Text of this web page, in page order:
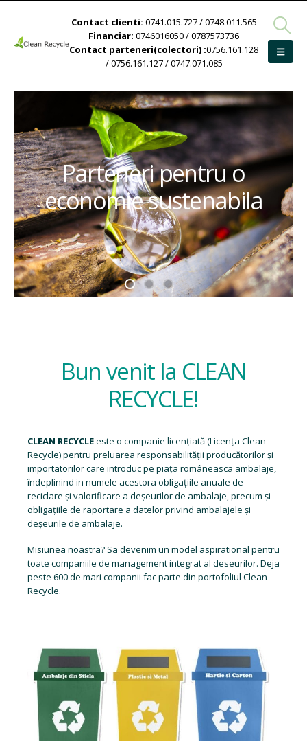
Contact clienti: 0741.015.727 / 0748.011.565
Financiar: 0746016050 / 0787573736
Contact parteneri(colectori) :0756.161.128
/ 0756.161.127 / 0747.071.085
Parteneri pentru o
economie sustenabila
Bun venit la CLEAN
RECYCLE!
CLEAN RECYCLEeste o companie licențiată (Licența Clean
Recycle) pentru preluarea responsabilității producătorilor și
importatorilor care introduc pe piața româneasca ambalaje,
îndeplinind in numele acestora obligațiile anuale de
reciclare și valorificare a deșeurilor de ambalaje, precum și
obligațiile de raportare a datelor privind ambalajele și
deșeurile de ambalaje.
Misiunea noastra? Sa devenim un model aspirational pentru
toate companiile de management integrat al deseurilor. Deja
peste 600 de mari companii fac parte din portofoliul Clean
Recycle.